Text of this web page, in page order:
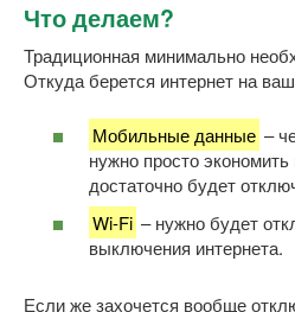
Что делаем?
Традиционная минимально
Откуда берется интернет на
Мобильные данные –
нужно просто
достаточно будет
Wi-Fi – нужно будет
выключения интернета.
Если же захочется вообще